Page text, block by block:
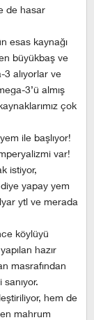
de hasar
esas kaynağı
büyükbaş ve
alıyorlar ve
3’ü almış
çok
ile başlıyor!
var!
istiyor,
yapay yem
ytl ve merada
köylüyü
hazır
masrafından
hem de
mahrum